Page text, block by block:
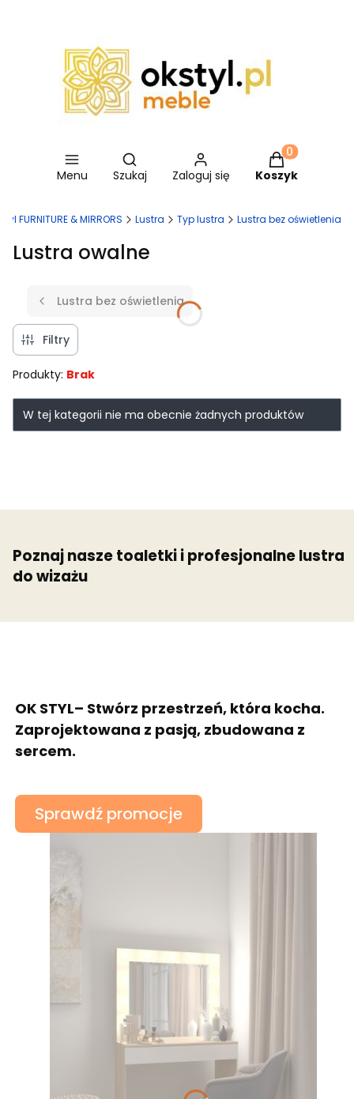
Menu
Otwórz wyszukiwarkę
Szukaj Zaloguj się
Produkty w
Koszyk
FURNITURE & MIRRORS Lustra Typ lustra Lustra bez oświetlenia
Lustra owalne
Lustra bez oświetlenia
Filtry
Produkty: Brak
Lista produktów
W tej kategorii nie ma obecnie żadnych produktów
Poznaj nasze toaletki i profesjonalne lustra
do wizażu
OK STYL– Stwórz przestrzeń, która kocha.
Zaprojektowana z pasją, zbudowana z
sercem.
Sprawdź promocje